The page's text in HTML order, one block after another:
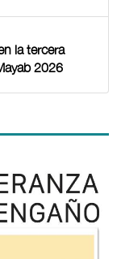
la tercera
2026